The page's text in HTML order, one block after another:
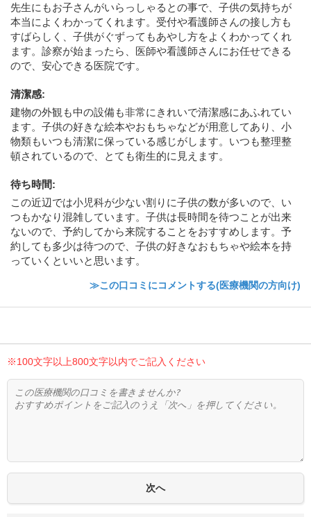
先生にもお子さんがいらっしゃるとの事で、子供の気持ちが
本当によくわかってくれます。受付や看護師さんの接し方も
すばらしく、子供がぐずってもあやし方をよくわかってくれ
ます。診察が始まったら、医師や看護師さんにお任せできる
ので、安心できる医院です。
清潔感:
建物の外観も中の設備も非常にきれいで清潔感にあふれてい
ます。子供の好きな絵本やおもちゃなどが用意してあり、小
物類もいつも清潔に保っている感じがします。いつも整理整
頓されているので、とても衛生的に見えます。
待ち時間:
この近辺では小児科が少ない割りに子供の数が多いので、い
つもかなり混雑しています。子供は長時間を待つことが出来
ないので、予約してから来院することをおすすめします。予
約しても多少は待つので、子供の好きなおもちゃや絵本を持
っていくといいと思います。
≫この口コミにコメントする(医療機関の方向け)
※100文字以上800文字以内でご記入ください